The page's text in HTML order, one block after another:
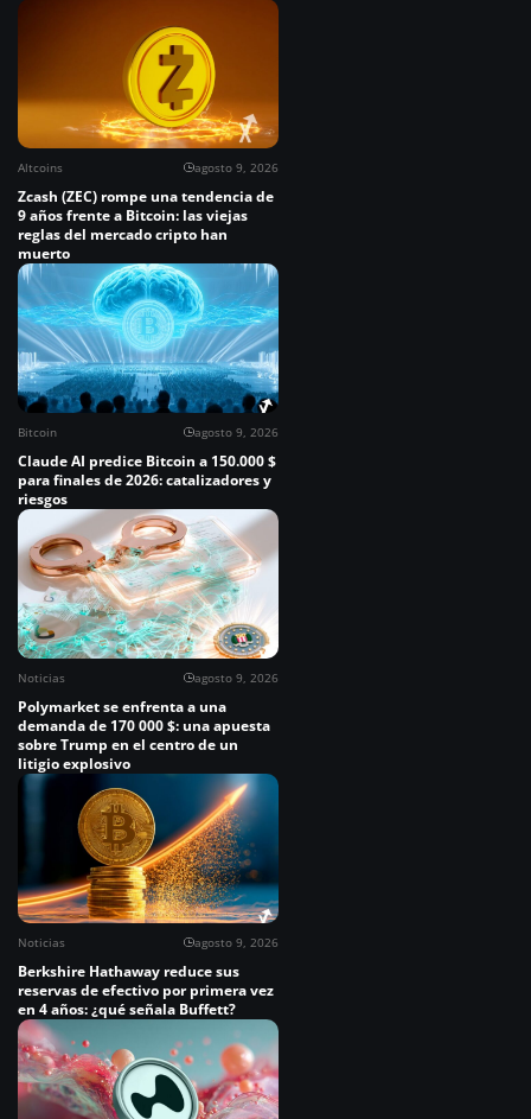
Altcoins agosto 9, 2026
Zcash (ZEC) rompe una tendencia de
9 años frente a Bitcoin: las viejas
reglas del mercado cripto han
muerto
Bitcoin agosto 9, 2026
Claude AI predice Bitcoin a 150.000 $
para finales de 2026: catalizadores y
riesgos
Noticias agosto 9, 2026
Polymarket se enfrenta a una
demanda de 170 000 $: una apuesta
sobre Trump en el centro de un
litigio explosivo
Noticias agosto 9, 2026
Berkshire Hathaway reduce sus
reservas de efectivo por primera vez
en 4 años: ¿qué señala Buffett?